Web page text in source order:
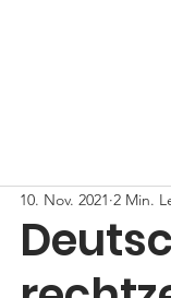
10. Nov. 2021 2 Min.